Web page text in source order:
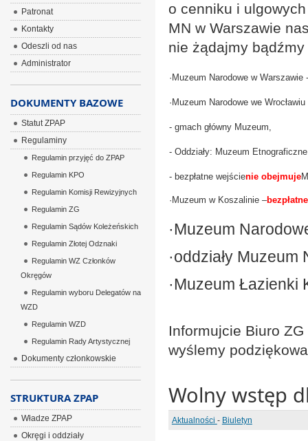
o cenniku i
MN w Warszawie
nie żądajmy
· Muzeum Narodowe w Warszawie -
· Muzeum Narodowe we Wrocławiu
- gmach główny Muzeum,
- Oddziały: Muzeum
- bezpłatne wejścienie obejmuje
· Muzeum w Koszalinie –bezpłatne
·Muzeum
·oddziały
·Muzeum Łazienki
Informujcie Biuro
wyślemy
Wolny wstęp
Aktualności - Biuletyn
Patronat
Kontakty
Odeszli od nas
Administrator
DOKUMENTY BAZOWE
Statut ZPAP
Regulaminy
Regulamin przyjęć do ZPAP
Regulamin KPO
Regulamin Komisji Rewizyjnych
Regulamin ZG
Regulamin Sądów Koleżeńskich
Regulamin Złotej Odznaki
Regulamin WZ Członków
Okręgów
Regulamin wyboru Delegatów na
WZD
Regulamin WZD
Regulamin Rady Artystycznej
Dokumenty członkowskie
STRUKTURA ZPAP
Władze ZPAP
Okręgi i oddziały